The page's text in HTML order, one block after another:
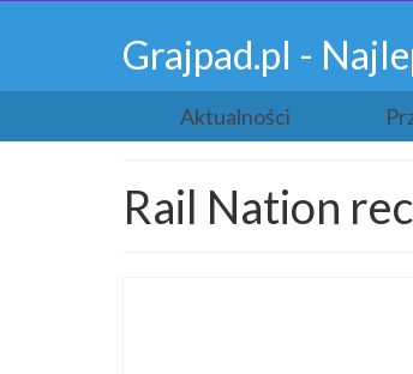
Grajpad.pl -
Aktualności
Rail Nation